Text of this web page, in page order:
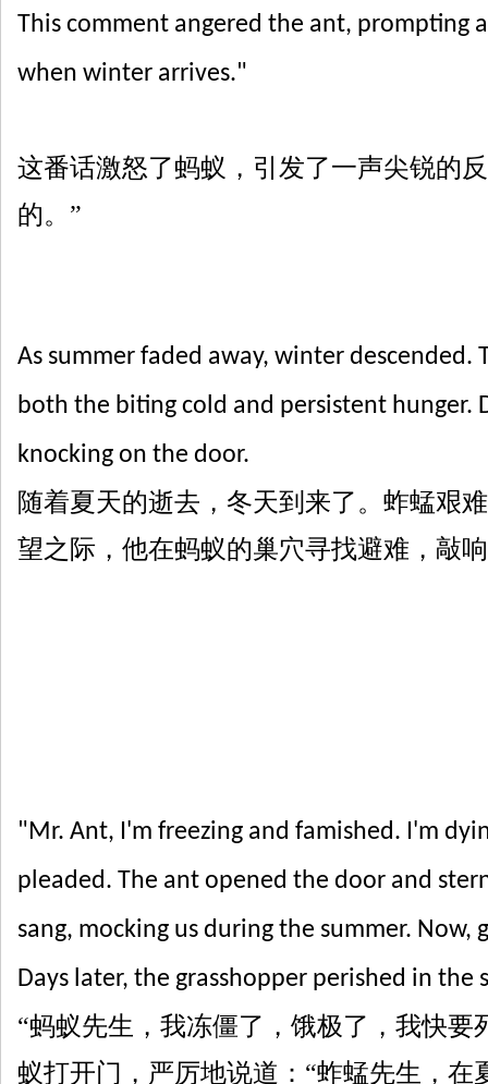
This comment angered the ant, prompting
when winter arrives."
这番话激怒了蚂蚁，引发了一声尖锐的
的。”
As summer faded away, winter
both the biting cold and persistent hunger.
knocking on the door.
随着夏天的逝去，冬天到来了。蚱蜢艰
望之际，他在蚂蚁的巢穴寻找避难 ，敲
"Mr. Ant, I'm freezing and famished. I'm
pleaded. The ant opened the door and
sang, mocking us during the summer.
Days later, the grasshopper perished in the
“蚂蚁先生，我冻僵了，饿极了 ，我快要
蚁打开门， 严厉地说道： “蚱蜢先生，在